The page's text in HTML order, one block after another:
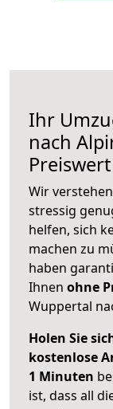
Ihr
nach
Preiswert
Wir
stressig
helfen, sich
machen zu
haben
Ihnen ohne
Wuppertal
Holen Sie
kostenlose
1 Minuten
ist, dass all